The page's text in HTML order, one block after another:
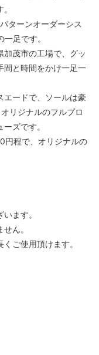
ターンオーダーシス
足です。
加茂市の工場で、グッ
間と時間をかけ一足一
エードで、ソールは豪
リジナルのフルプロ
ズです。
円程で、オリジナルの
ます。
ん。
ご使用頂けます。